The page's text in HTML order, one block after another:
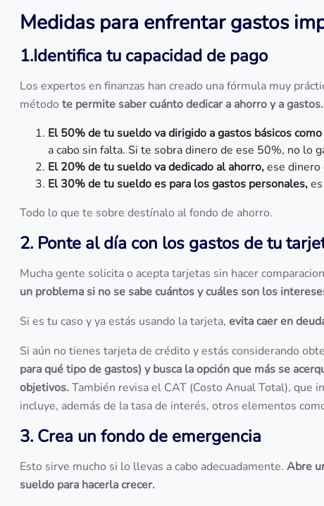
Medidas para enfrentar gastos
1.Identifica tu capacidad de pago
Los expertos en finanzas han creado una fórmula muy
método te permite saber cuánto dedicar a ahorro y a gastos.
El 50% de tu sueldo va dirigido a gastos básicos
a cabo sin falta. Si te sobra dinero de ese 50%, no lo
El 20% de tu sueldo va dedicado al ahorro,ese dinero
El 30% de tu sueldo es para los gastos personales,
Todo lo que te sobre destínalo al fondo de ahorro.
2. Ponte al día con los gastos de tu
Mucha gente solicita o acepta tarjetas sin hacer
un problema si no se sabe cuántos y cuáles son los
Si es tu caso y ya estás usando la tarjeta, evita caer en
Si aún no tienes tarjeta de crédito y estás considerando
para qué tipo de gastos) y busca la opción que más se
objetivos.También revisa el CAT (Costo Anual Total), que
incluye, además de la tasa de interés, otros elementos
3. Crea un fondo de emergencia
Esto sirve mucho si lo llevas a cabo adecuadamente. Abre
sueldo para hacerla crecer.